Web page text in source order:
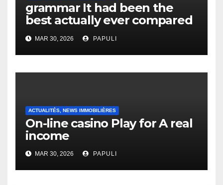
grammar It had been the
best actually ever compared
to it’s the top actually?
English Vocabulary Learners
Heap Change
MAR 30, 2026 PAPULI
ACTUALITÉS, NEWS IMMOBILIÈRES
On-line casino Play for A real
income
MAR 30, 2026 PAPULI